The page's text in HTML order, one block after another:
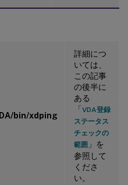
bin/xdping
詳細につ
いては、
この記事
の後半に
ある
「VDA登録
ステータス
チェックの
範囲 」を
参照して
くださ
い。